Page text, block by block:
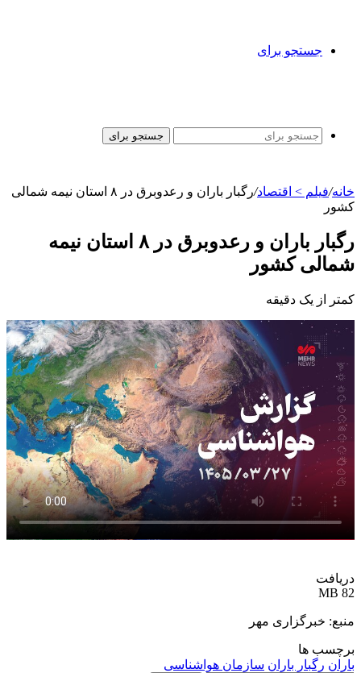
جستجو برای
جستجو برای
خانه/فیلم > اقتصاد/
رگبار باران و رعدوبرق در ۸ استان نیمه شمالی
کشور
رگبار باران و رعدوبرق در ۸ استان نیمه
شمالی کشور
کمتر از یک دقیقه
دریافت
82 MB
منبع: خبرگزاری مهر
برچسب ها
باران رگبار باران سازمان هواشناسی